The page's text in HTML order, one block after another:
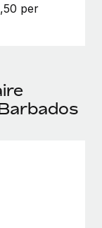
bedrijven
per